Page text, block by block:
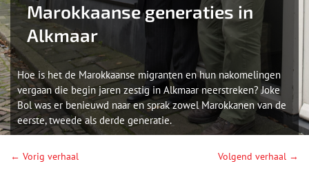
Marokkaanse generaties in
Alkmaar
Hoe is het de Marokkaanse migranten en hun nakomelingen
vergaan die begin jaren zestig in Alkmaar neerstreken? Joke
Bol was er benieuwd naar en sprak zowel Marokkanen van de
eerste, tweede als derde generatie.
← Vorig verhaal Volgend verhaal →